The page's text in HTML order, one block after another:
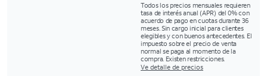
Todos los precios mensuales requieren
tasa de interés anual (APR) del 0% con
acuerdo de pago en cuotas durante 36
meses. Sin cargo inicial para clientes
elegibles y con buenos antecedentes. El
impuesto sobre el precio de venta
normal se paga al momento de la
compra. Existen restricciones.
Ve detalle de precios